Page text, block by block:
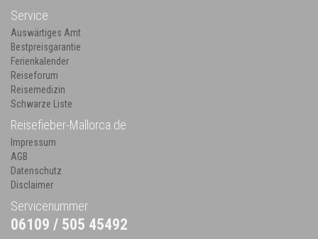
Service
Auswärtiges Amt
Bestpreisgarantie
Ferienkalender
Reiseforum
Reisemedizin
Schwarze Liste
Reisefieber-Mallorca.de
Impressum
AGB
Datenschutz
Disclaimer
Servicenummer
06109 / 505 45492